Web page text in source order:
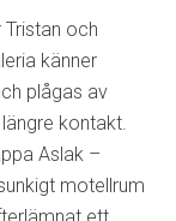
och
känner
plågas av
kontakt.
Aslak –
motellrum
ett